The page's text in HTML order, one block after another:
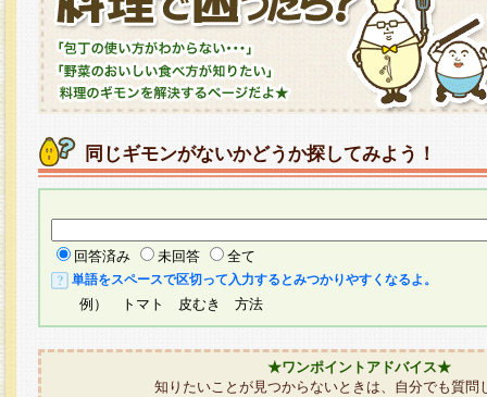
同じギモンがないかどうか探してみよう！
回答済み 未回答 全て
単語をスペースで区切って入力するとみつかりやすくなるよ。
例） トマト 皮むき 方法
★ワンポイントアドバイス★
知りたいことが見つからないときは、自分でも質問